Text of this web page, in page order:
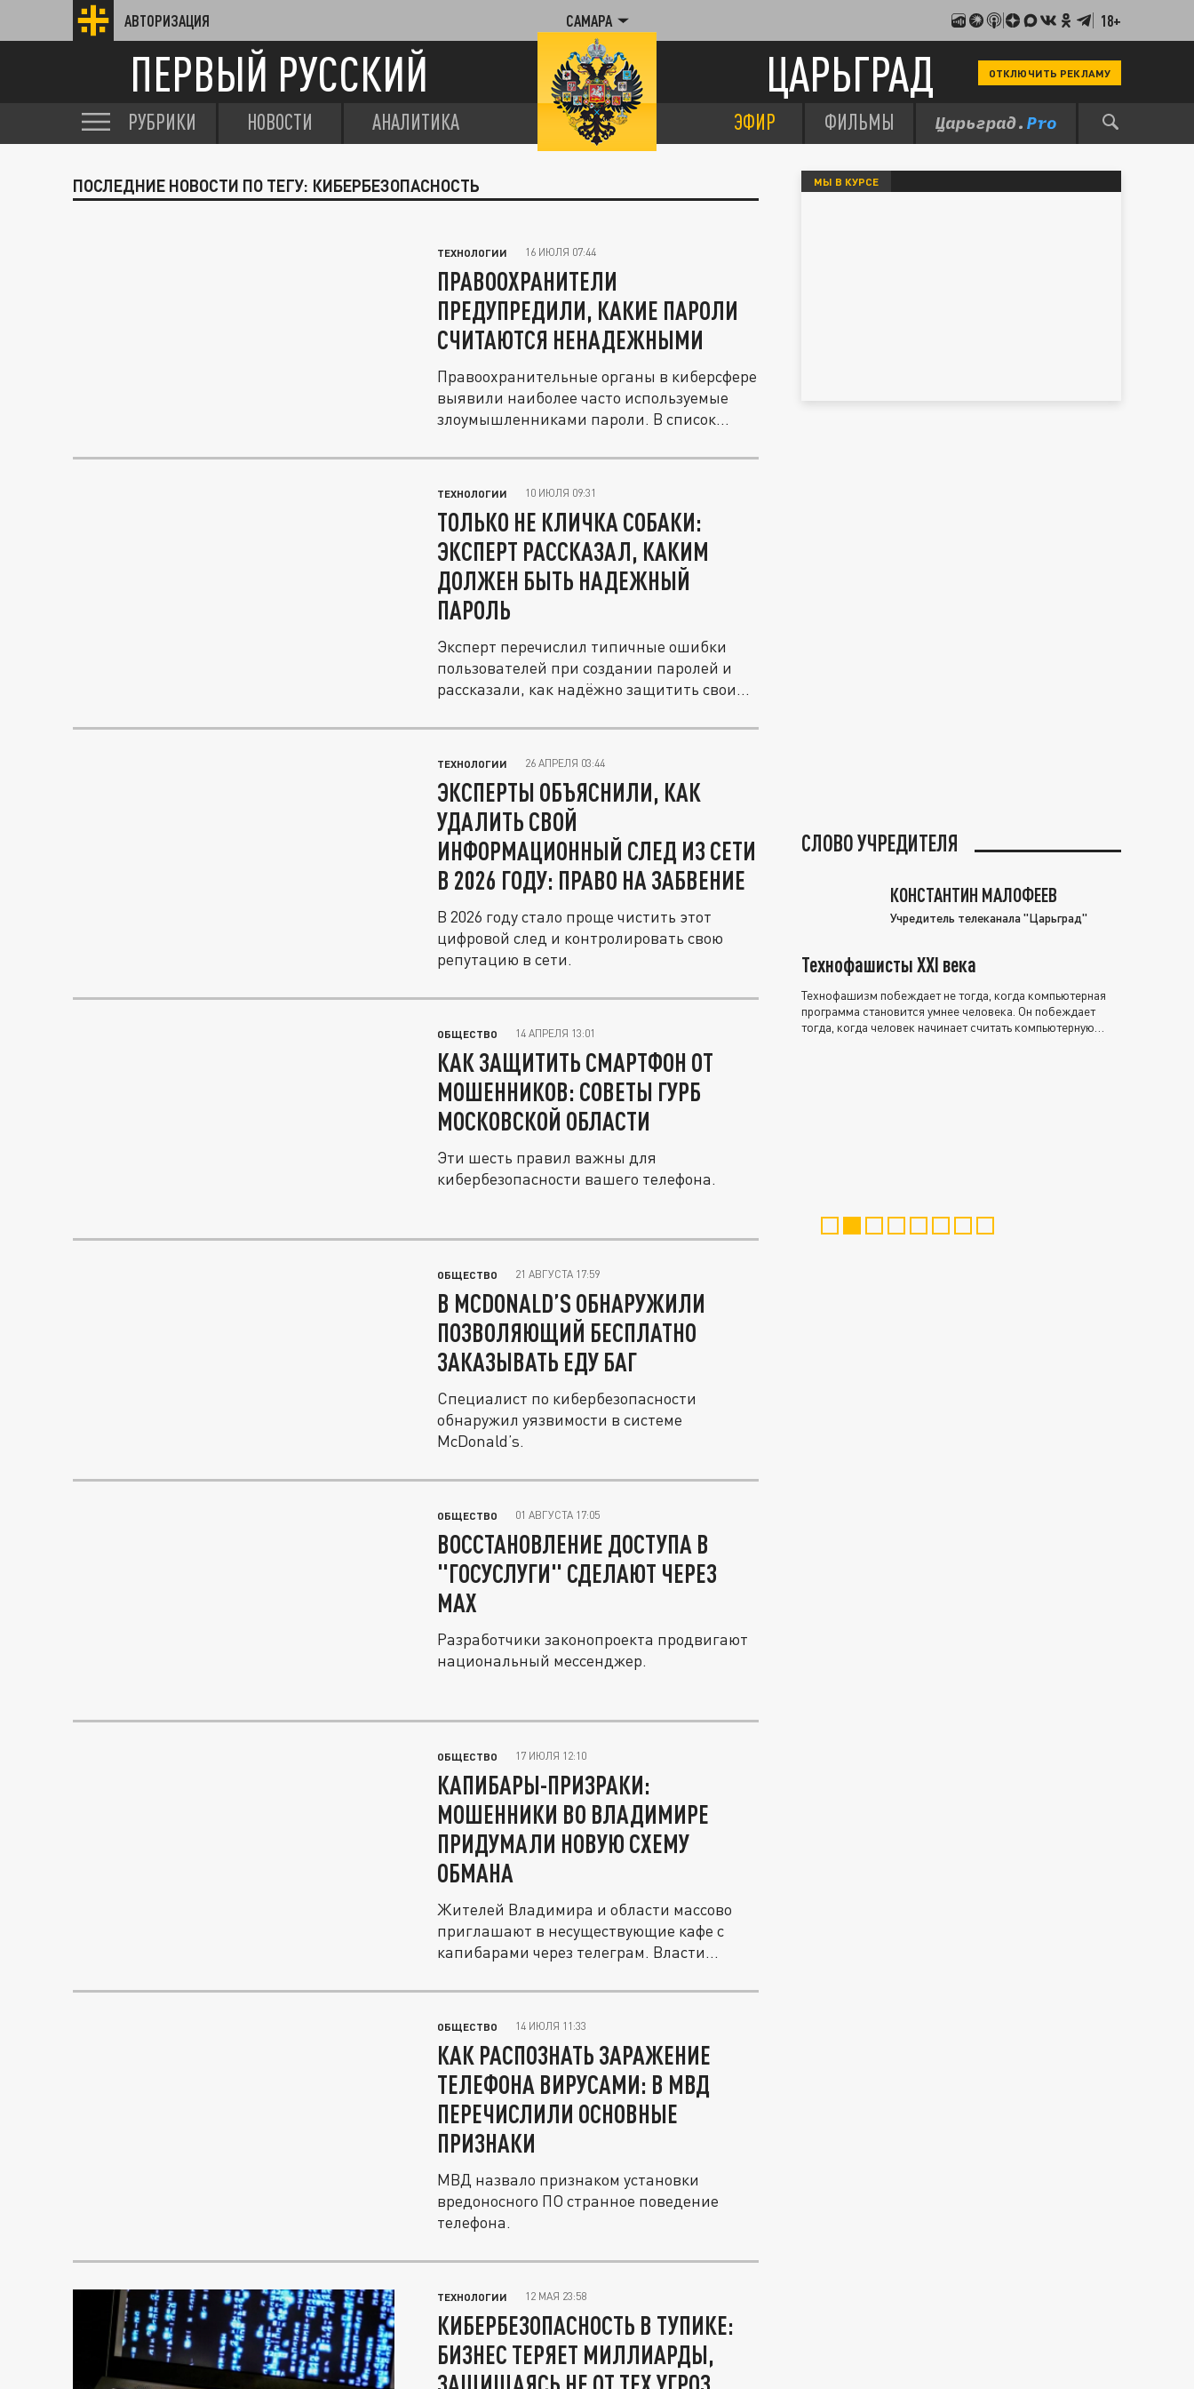
АВТОРИЗАЦИЯ САМАРА 18+
ПЕРВЫЙ РУССКИЙ ЦАРЬГРАД ОТКЛЮЧИТЬ РЕКЛАМУ
РУБРИКИ НОВОСТИ АНАЛИТИКА ЭФИР ФИЛЬМЫ
ПОСЛЕДНИЕ НОВОСТИ ПО ТЕГУ: КИБЕРБЕЗОПАСНОСТЬ
ТЕХНОЛОГИИ 16 ИЮЛЯ 07:44
ПРАВООХРАНИТЕЛИ
ПРЕДУПРЕДИЛИ, КАКИЕ ПАРОЛИ
СЧИТАЮТСЯ НЕНАДЕЖНЫМИ
Правоохранительные органы в киберсфере
выявили наиболее часто используемые
злоумышленниками пароли. В список...
ТЕХНОЛОГИИ 10 ИЮЛЯ 09:31
ТОЛЬКО НЕ КЛИЧКА СОБАКИ:
ЭКСПЕРТ РАССКАЗАЛ, КАКИМ
ДОЛЖЕН БЫТЬ НАДЕЖНЫЙ
ПАРОЛЬ
Эксперт перечислил типичные ошибки
пользователей при создании паролей и
рассказали, как надёжно защитить свои...
ТЕХНОЛОГИИ 26 АПРЕЛЯ 03:44
ЭКСПЕРТЫ ОБЪЯСНИЛИ, КАК
УДАЛИТЬ СВОЙ
ИНФОРМАЦИОННЫЙ СЛЕД ИЗ СЕТИ
В 2026 ГОДУ: ПРАВО НА ЗАБВЕНИЕ
В 2026 году стало проще чистить этот
цифровой след и контролировать свою
репутацию в сети.
ОБЩЕСТВО 14 АПРЕЛЯ 13:01
КАК ЗАЩИТИТЬ СМАРТФОН ОТ
МОШЕННИКОВ: СОВЕТЫ ГУРБ
МОСКОВСКОЙ ОБЛАСТИ
Эти шесть правил важны для
кибербезопасности вашего телефона.
ОБЩЕСТВО 21 АВГУСТА 17:59
В MCDONALD’S ОБНАРУЖИЛИ
ПОЗВОЛЯЮЩИЙ БЕСПЛАТНО
ЗАКАЗЫВАТЬ ЕДУ БАГ
Специалист по кибербезопасности
обнаружил уязвимости в системе
McDonald’s.
ОБЩЕСТВО 01 АВГУСТА 17:05
ВОССТАНОВЛЕНИЕ ДОСТУПА В
"ГОСУСЛУГИ" СДЕЛАЮТ ЧЕРЕЗ
MAX
Разработчики законопроекта продвигают
национальный мессенджер.
ОБЩЕСТВО 17 ИЮЛЯ 12:10
КАПИБАРЫ-ПРИЗРАКИ:
МОШЕННИКИ ВО ВЛАДИМИРЕ
ПРИДУМАЛИ НОВУЮ СХЕМУ
ОБМАНА
Жителей Владимира и области массово
приглашают в несуществующие кафе с
капибарами через телеграм. Власти...
ОБЩЕСТВО 14 ИЮЛЯ 11:33
КАК РАСПОЗНАТЬ ЗАРАЖЕНИЕ
ТЕЛЕФОНА ВИРУСАМИ: В МВД
ПЕРЕЧИСЛИЛИ ОСНОВНЫЕ
ПРИЗНАКИ
МВД назвало признаком установки
вредоносного ПО странное поведение
телефона.
ТЕХНОЛОГИИ 12 МАЯ 23:58
КИБЕРБЕЗОПАСНОСТЬ В ТУПИКЕ:
БИЗНЕС ТЕРЯЕТ МИЛЛИАРДЫ,
МЫ В КУРСЕ
СЛОВО УЧРЕДИТЕЛЯ
КОНСТАНТИН МАЛОФЕЕВ
Учредитель телеканала "Царьград"
Технофашисты XXI века
Технофашизм побеждает не тогда, когда компьютерная
программа становится умнее человека. Он побеждает
тогда, когда человек начинает считать компьютерную